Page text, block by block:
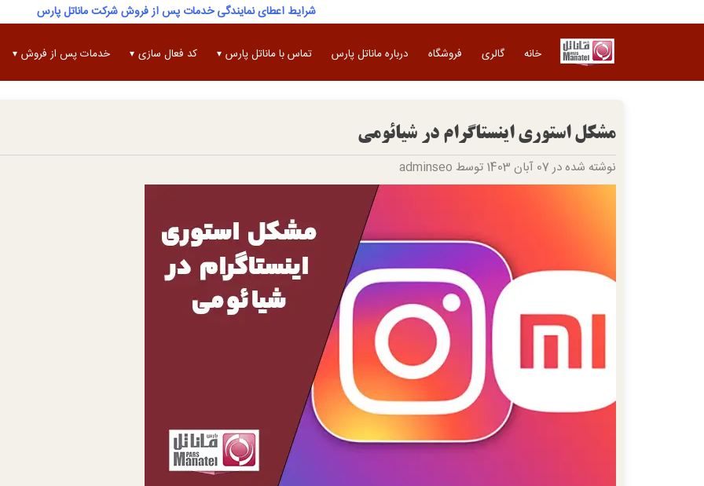
to
شرایط اعطای نمایندگی خدمات پس از فروش شرکت ماناتل پارس
خانه گالری فروشگاه درباره ماناتل پارس تماس با ماناتل پارس کد فعال سازی خدمات پس از فروش
مشکل استوری اینستاگرام در شیائومی
نوشته شده در 07 آبان 1403 توسط adminseo